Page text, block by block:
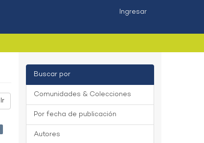
Ingresar
Ir
Buscar por
Comunidades & Colecciones
Por fecha de publicación
Autores